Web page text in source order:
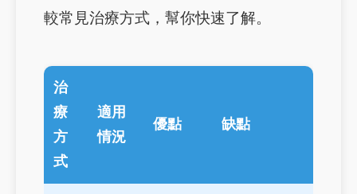
較常見治療方式，幫你快速了解。
治
療
方
式
適用
情況
優點 缺點